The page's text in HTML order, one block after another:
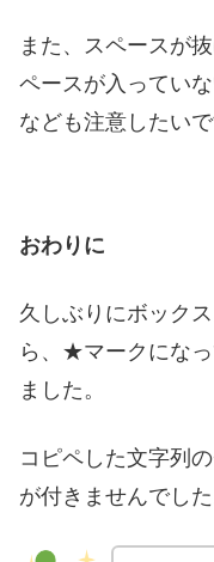
また、スペースが
ペースが入ってい
なども注意したいで
おわりに
久しぶりにボック
ら、★マークにな
ました。
コピペした文字列
が付きませんでした